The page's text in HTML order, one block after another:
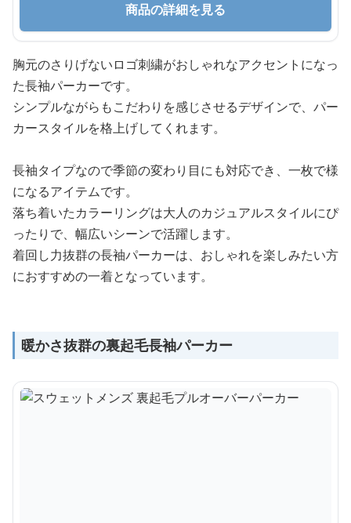
商品の詳細を見る
胸元のさりげないロゴ刺繍がおしゃれなアクセントになっ
た長袖パーカーです。
シンプルながらもこだわりを感じさせるデザインで、パー
カースタイルを格上げしてくれます。
長袖タイプなので季節の変わり目にも対応でき、一枚で様
になるアイテムです。
落ち着いたカラーリングは大人のカジュアルスタイルにぴ
ったりで、幅広いシーンで活躍します。
着回し力抜群の長袖パーカーは、おしゃれを楽しみたい方
におすすめの一着となっています。
暖かさ抜群の裏起毛長袖パーカー